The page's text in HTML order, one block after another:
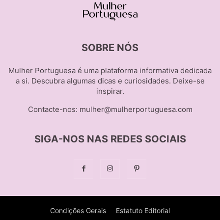
SOBRE NÓS
Mulher Portuguesa é uma plataforma informativa dedicada
a si. Descubra algumas dicas e curiosidades. Deixe-se
inspirar.
Contacte-nos: mulher@mulherportuguesa.com
SIGA-NOS NAS REDES SOCIAIS
Condições Gerais Estatuto Editorial